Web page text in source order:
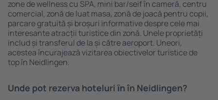
zone de wellness cu SPA, mini bar/seif în cameră, centru
comercial, zonă de luat masa, zonă de joacă pentru copii,
parcare gratuită și broșuri informative despre cele mai
interesante atracții turistice din zonă. Unele proprietăți
includ și transferul de la și către aeroport. Uneori,
acestea încurajează vizitarea obiectivelor turistice de
top în Neidlingen.
Unde pot rezerva hoteluri ȋn în Neidlingen?